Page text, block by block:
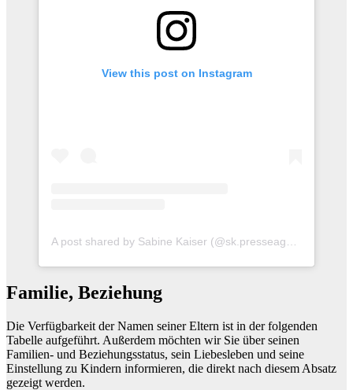
View this post on Instagram
Familie, Beziehung
Die Verfügbarkeit der Namen seiner Eltern ist in der folgenden
Tabelle aufgeführt. Außerdem möchten wir Sie über seinen
Familien- und Beziehungsstatus, sein Liebesleben und seine
Einstellung zu Kindern informieren, die direkt nach diesem Absatz
gezeigt werden.